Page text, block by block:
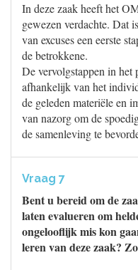
In deze zaak heeft het
gewezen verdachte. Dat
van excuses een eerste
de betrokkene.
De vervolgstappen in het
afhankelijk van het
de geleden materiële en
van nazorg om de
de samenleving te
Vraag 7
Bent u bereid om de
laten evalueren om
ongelooflijk mis kon
leren van deze zaak?